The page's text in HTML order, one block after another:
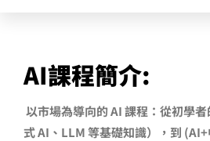
AI課程簡介:
以市場為導向的 AI 課程：從初學
式 AI、LLM 等基礎知識），到